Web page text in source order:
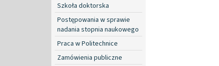
Szkoła doktorska
Postępowania w sprawie
nadania stopnia naukowego
Praca w Politechnice
Zamówienia publiczne